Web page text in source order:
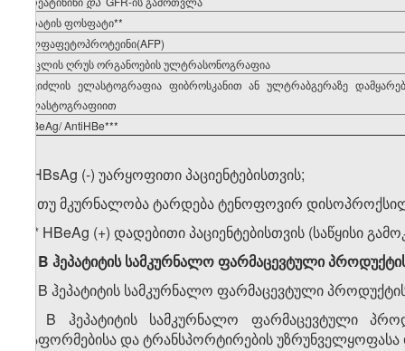
შრატის ფოსფატი**
ალფაფეტოპროტეინი(AFP)
მუცლის ღრუს ორგანოების ულტრასონოგრაფია
ღვიძლის ელასტოგრაფია ფიბროსკანით ან ულტრაბგერაზე
ელასტოგრაფიით
HBeAg/ AntiHBe***
* HBsAg (-) უარყოფითი პაციენტებისთვის;
** თუ მკურნალობა ტარდება ტენოფოვირ
*** HBeAg (+) დადებითი პაციენტებისთვის (საწყისი
5. B ჰეპატიტის სამკურნალო ფარმაცევტული
ა) B ჰეპატიტის სამკურნალო ფარმაცევტული
ბ) B ჰეპატიტის სამკურნალო ფარმაცევტული
გაფორმებისა და ტრანსპორტირების უზრუნველყოფასა